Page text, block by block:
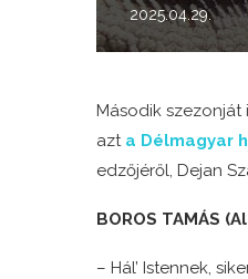
2025.04.29.
Második
azt a Délmagyar
edzőjéről, Dejan
BOROS TAMÁS
– Hál’ Istennek,